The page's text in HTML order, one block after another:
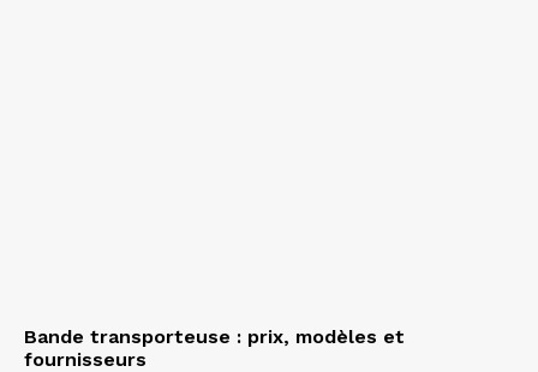
Bande transporteuse : prix, modèles et
fournisseurs